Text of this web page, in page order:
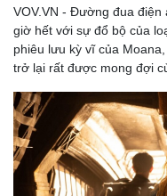
VOV.VN - Đường đua
giờ hết với sự đổ bộ của
phiêu lưu kỳ vĩ của
trở lại rất được mong đợi